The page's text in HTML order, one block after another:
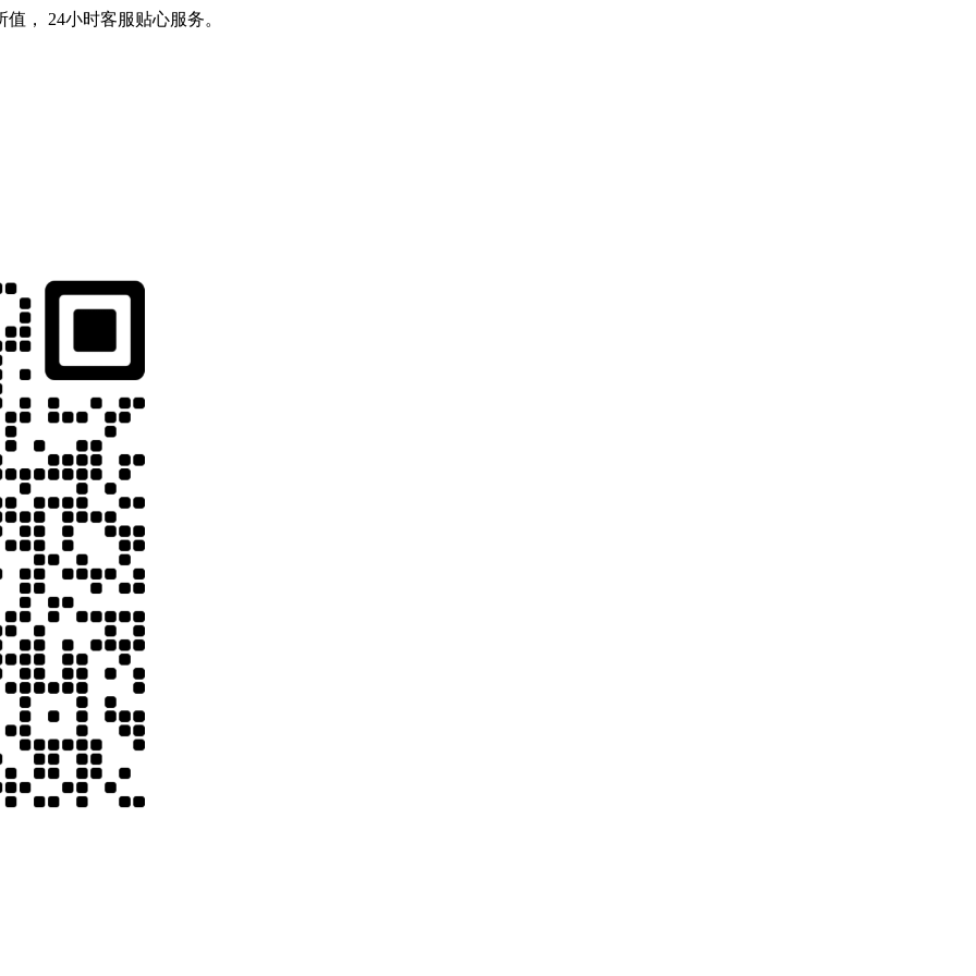
， 24小时客服贴心服务。